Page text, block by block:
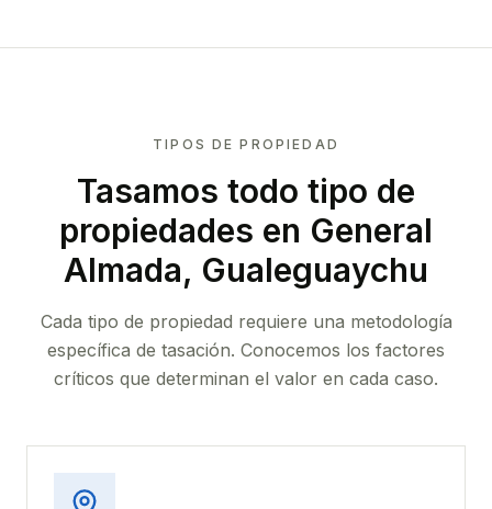
TIPOS DE PROPIEDAD
Tasamos todo tipo de
propiedades en General
Almada, Gualeguaychu
Cada tipo de propiedad requiere una metodología
específica de tasación. Conocemos los factores
críticos que determinan el valor en cada caso.